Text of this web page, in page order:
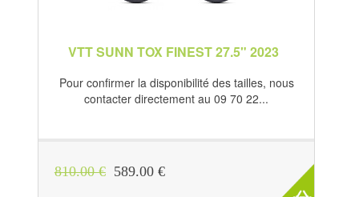
VTT SUNN TOX FINEST 27.5" 2023
Pour confirmer la disponibilité des tailles, nous
contacter directement au 09 70 22...
810.00 € 589.00 €